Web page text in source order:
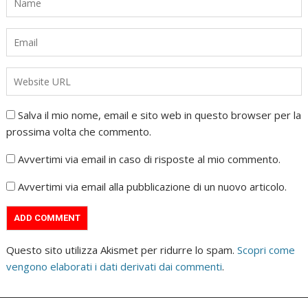
Salva il mio nome, email e sito web in questo browser per la
prossima volta che commento.
Avvertimi via email in caso di risposte al mio commento.
Avvertimi via email alla pubblicazione di un nuovo articolo.
Questo sito utilizza Akismet per ridurre lo spam.Scopri come
vengono elaborati i dati derivati dai commenti.